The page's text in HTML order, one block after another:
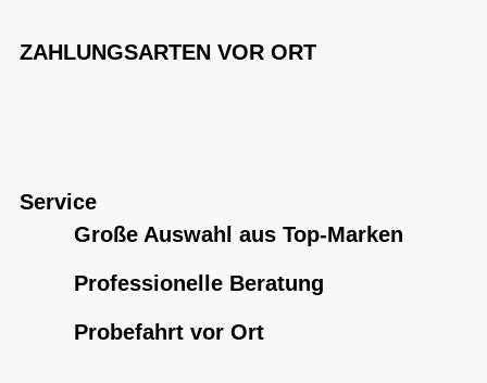
ZAHLUNGSARTEN VOR ORT
Service
Große Auswahl aus Top-Marken
Professionelle Beratung
Probefahrt vor Ort